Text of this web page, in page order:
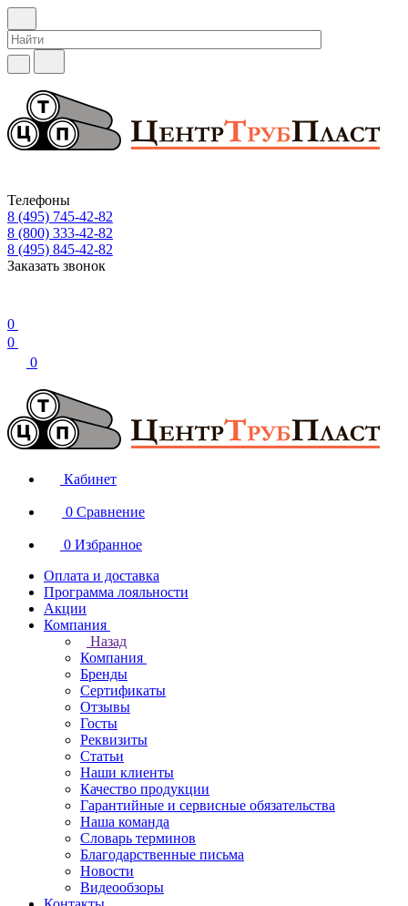
Телефоны
8 (495) 745-42-82
8 (800) 333-42-82
8 (495) 845-42-82
Заказать звонок
0
0
0
Кабинет
0 Сравнение
0 Избранное
Оплата и доставка
Программа лояльности
Акции
Компания
Назад
Компания
Бренды
Сертификаты
Отзывы
Госты
Реквизиты
Статьи
Наши клиенты
Качество продукции
Гарантийные и сервисные обязательства
Наша команда
Словарь терминов
Благодарственные письма
Новости
Видеообзоры